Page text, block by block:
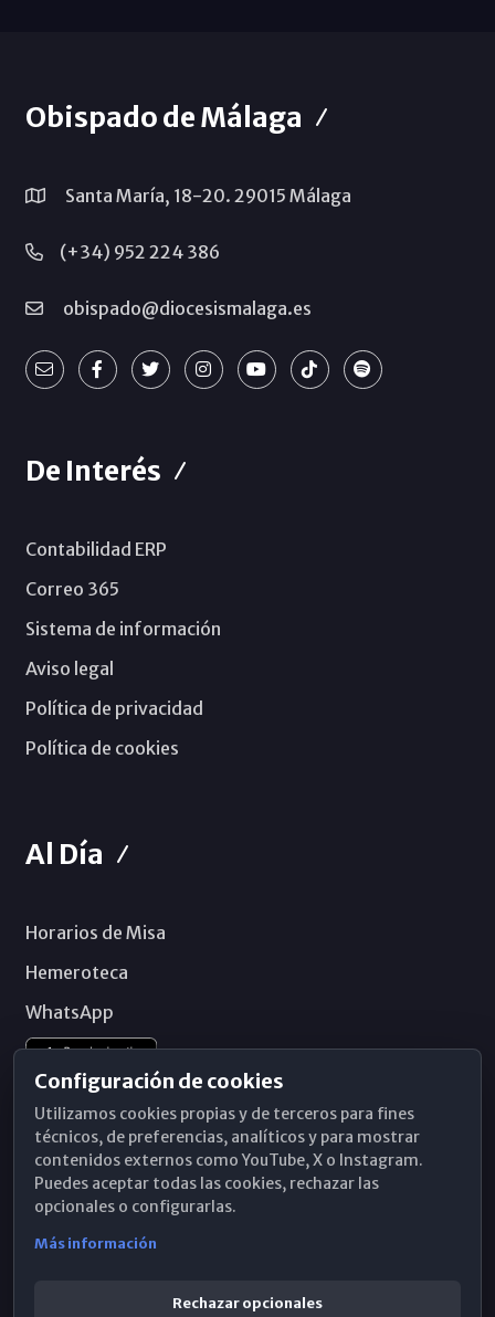
Obispado de Málaga
Santa María, 18-20. 29015 Málaga
(+34) 952 224 386
obispado@diocesismalaga.es
De Interés
Contabilidad ERP
Correo 365
Sistema de información
Aviso legal
Política de privacidad
Política de cookies
Al Día
Horarios de Misa
Hemeroteca
WhatsApp
Configuración de cookies
Utilizamos cookies propias y de terceros para fines
técnicos, de preferencias, analíticos y para mostrar
contenidos externos como YouTube, X o Instagram.
Puedes aceptar todas las cookies, rechazar las
opcionales o configurarlas.
Más información
Rechazar opcionales